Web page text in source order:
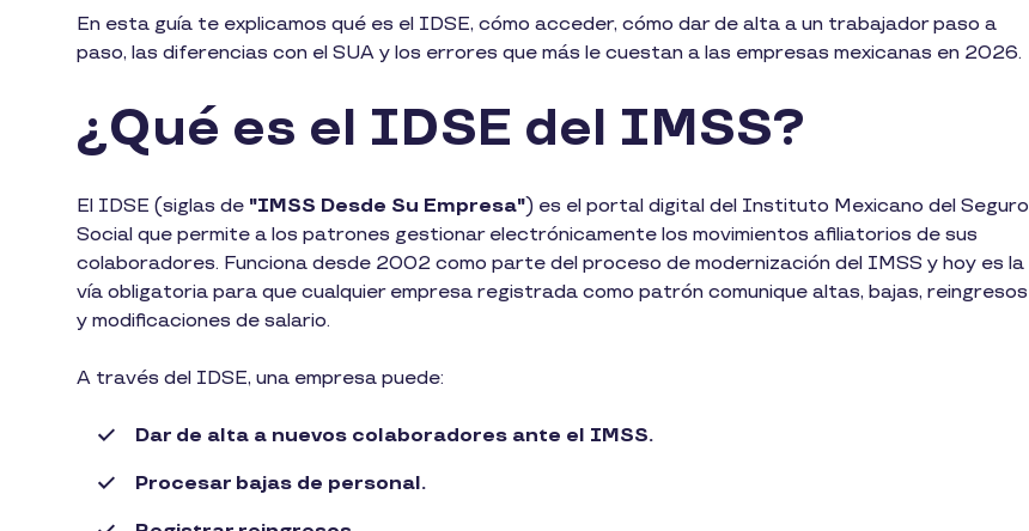
En esta guía te explicamos qué es el IDSE, cómo acceder, cómo dar de alta a un trabajador paso a
paso, las diferencias con el SUA y los errores que más le cuestan a las empresas mexicanas en 2026.
¿Qué es el IDSE del IMSS?
El IDSE (siglas de "IMSS Desde Su Empresa") es el portal digital del Instituto Mexicano del Seguro
Social que permite a los patrones gestionar electrónicamente los movimientos afiliatorios de sus
colaboradores. Funciona desde 2002 como parte del proceso de modernización del IMSS y hoy es la
vía obligatoria para que cualquier empresa registrada como patrón comunique altas, bajas, reingresos
y modificaciones de salario.
A través del IDSE, una empresa puede:
Dar de alta a nuevos colaboradores ante el IMSS.
Procesar bajas de personal.